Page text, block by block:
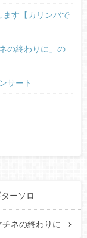
す【カリンバで
の終わりに」の
サート
ーソロ
チネの終わりに